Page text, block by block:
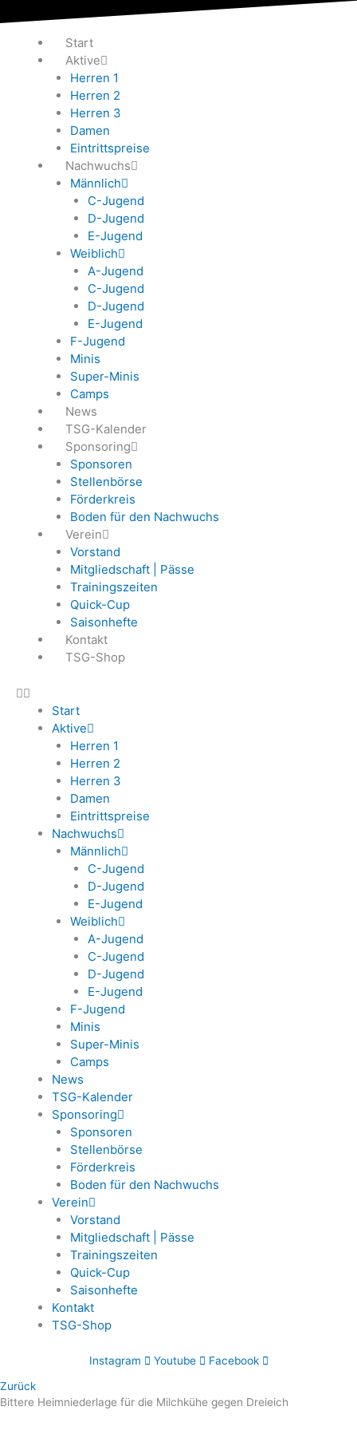
Inhalt
springen
Start
Aktive
Herren 1
Herren 2
Herren 3
Damen
Eintrittspreise
Nachwuchs
Männlich
C-Jugend
D-Jugend
E-Jugend
Weiblich
A-Jugend
C-Jugend
D-Jugend
E-Jugend
F-Jugend
Minis
Super-Minis
Camps
News
TSG-Kalender
Sponsoring
Sponsoren
Stellenbörse
Förderkreis
Boden für den Nachwuchs
Verein
Vorstand
Mitgliedschaft | Pässe
Trainingszeiten
Quick-Cup
Saisonhefte
Kontakt
TSG-Shop
Start
Aktive
Herren 1
Herren 2
Herren 3
Damen
Eintrittspreise
Nachwuchs
Männlich
C-Jugend
D-Jugend
E-Jugend
Weiblich
A-Jugend
C-Jugend
D-Jugend
E-Jugend
F-Jugend
Minis
Super-Minis
Camps
News
TSG-Kalender
Sponsoring
Sponsoren
Stellenbörse
Förderkreis
Boden für den Nachwuchs
Verein
Vorstand
Mitgliedschaft | Pässe
Trainingszeiten
Quick-Cup
Saisonhefte
Kontakt
TSG-Shop
Instagram Youtube
Facebook
Zurück
Bittere Heimniederlage für die Milchkühe gegen Dreieich